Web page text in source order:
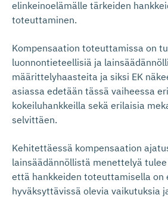
elinkeinoelämälle tärkeiden
toteuttaminen.
Kompensaation toteuttamissa on
luonnontieteellisiä ja
määrittelyhaasteita ja siksi EK
asiassa edetään tässä vaiheessa
kokeiluhankkeilla sekä erilaisia
selvittäen.
Kehitettäessä kompensaation
lainsäädännöllistä menettelyä
että hankkeiden toteuttamisella on
hyväksyttävissä olevia vaikutuksia